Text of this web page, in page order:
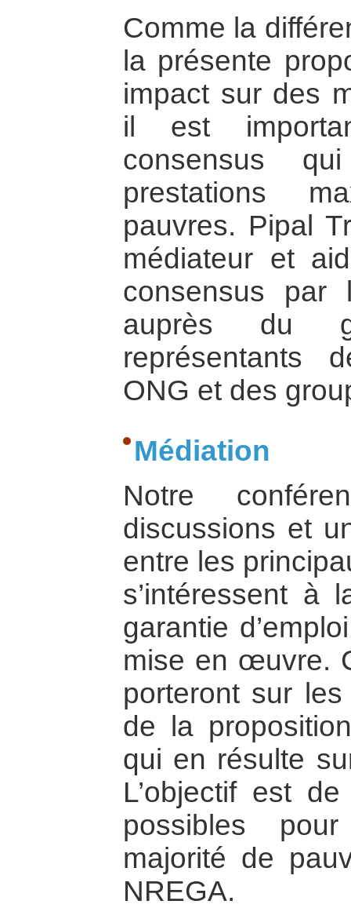
Comme la
la présente
impact sur des
il est
consensus
prestations
pauvres. Pipal
médiateur et
consensus par
auprès du
représentants
ONG et des
Médiation
Notre
discussions et
entre les
s’intéressent à
garantie
mise en œuvre.
porteront sur
de la
qui en résulte
L’objectif est
possibles
majorité de
NREGA.